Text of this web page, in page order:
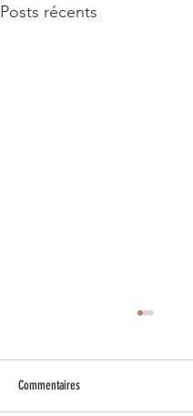
Posts récents
Sacré Sumain
Commentaires